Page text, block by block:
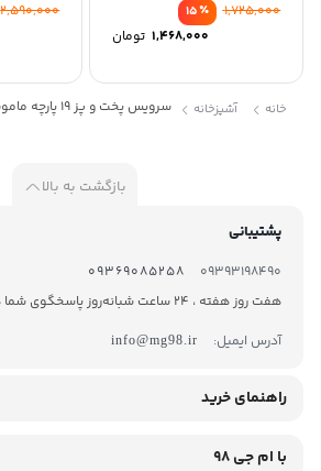
٪15
1,725,000
1,468,000 تومان
2,590,000
خانه آشپزخانه سرویس پخت و پز 19 پارچه ماموت کد 003
بازگشت به بالا
پشتیبانی
09393198490
09369085258
هفت روز هفته ، 24 ساعت شبانه‌روز پاسخگوی شما هستیم.
آدرس ایمیل:
info@mg98.ir
راهنمای خرید
با ام جی 98